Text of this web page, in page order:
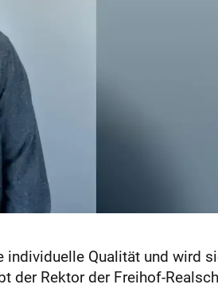
individuelle Qualität und wird
der Rektor der Freihof-